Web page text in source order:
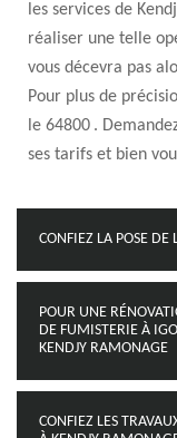
les services de
réaliser une telle
vous décevra pas
Pour plus de
le 64800 .
ses tarifs et bien
CONFIEZ LA POSE DE
POUR UNE
DE FUMISTERIE À
KENDJY RAMONAGE
CONFIEZ LES